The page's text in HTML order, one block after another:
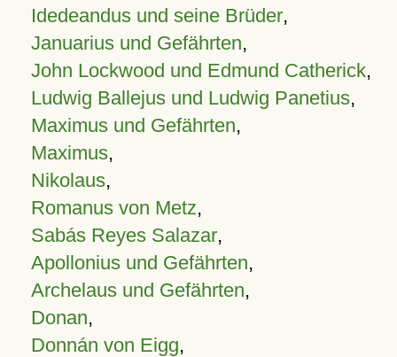
Idedeandus und seine Brüder,
Januarius und Gefährten,
John Lockwood und Edmund Catherick,
Ludwig Ballejus und Ludwig Panetius,
Maximus und Gefährten,
Maximus,
Nikolaus,
Romanus von Metz,
Sabás Reyes Salazar,
Apollonius und Gefährten,
Archelaus und Gefährten,
Donan,
Donnán von Eigg,